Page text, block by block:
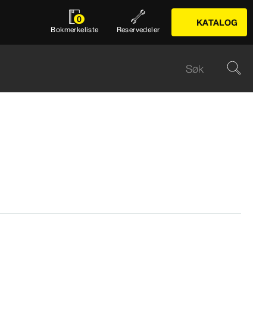
0
Bokmerkeliste Reservedeler
KATALOG